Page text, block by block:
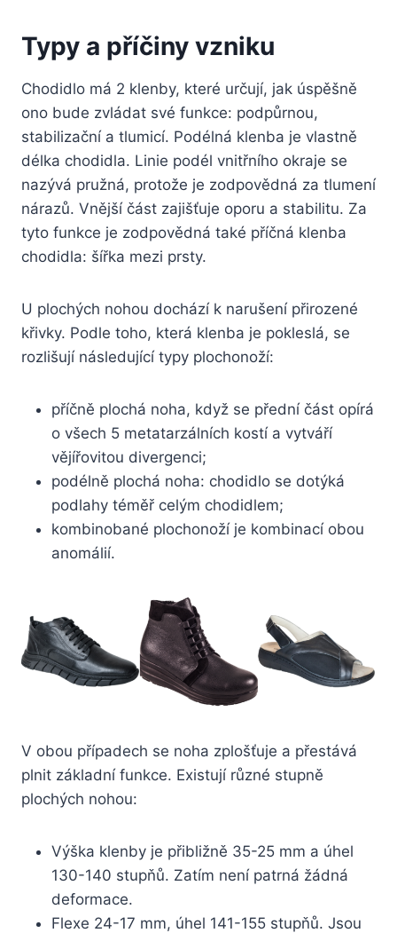
Typy a příčiny vzniku
Chodidlo má 2 klenby, které určují, jak úspěšně
ono bude zvládat své funkce: podpůrnou,
stabilizační a tlumicí. Podélná klenba je vlastně
délka chodidla. Linie podél vnitřního okraje se
nazývá pružná, protože je zodpovědná za tlumení
nárazů. Vnější část zajišťuje oporu a stabilitu. Za
tyto funkce je zodpovědná také příčná klenba
chodidla: šířka mezi prsty.
U plochých nohou dochází k narušení přirozené
křivky. Podle toho, která klenba je pokleslá, se
rozlišují následující typy plochonoží:
příčně plochá noha, když se přední část opírá
o všech 5 metatarzálních kostí a vytváří
vějířovitou divergenci;
podélně plochá noha: chodidlo se dotýká
podlahy téměř celým chodidlem;
kombinobané plochonoží je kombinací obou
anomálií.
V obou případech se noha zplošťuje a přestává
plnit základní funkce. Existují různé stupně
plochých nohou:
Výška klenby je přibližně 35-25 mm a úhel
130-140 stupňů. Zatím není patrná žádná
deformace.
Flexe 24-17 mm, úhel 141-155 stupňů. Jsou